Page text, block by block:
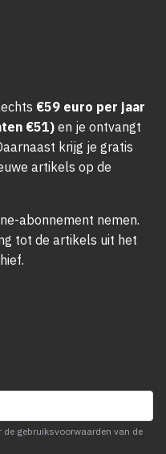
€59 euro per jaar
€51) en je ontvangt
krijg je gratis
artikels op de
abonnement nemen.
tot de artikels uit het
de gebruiksvoorwaarden van de